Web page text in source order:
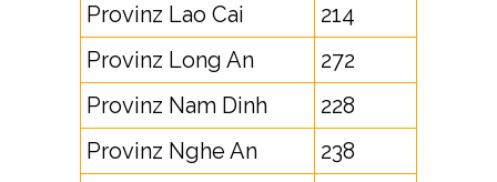
Provinz Lao Cai
214
Provinz Long An
272
Provinz Nam Dinh
228
Provinz Nghe An
238